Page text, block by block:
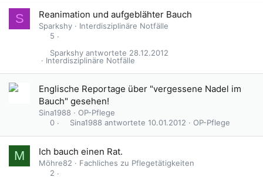
S Reanimation und aufgeblähter Bauch
Sparkshy
Interdisziplinäre Notfälle
5
Interdisziplinäre Notfälle
28.12.2012
Sparkshy
Englische Reportage über "vergessene Nadel im
Bauch" gesehen!
Sina1988
OP-Pflege
0
OP-Pflege
10.01.2012
Sina1988
M Ich bauch einen Rat.
Möhre82
Fachliches zu Pflegetätigkeiten
2